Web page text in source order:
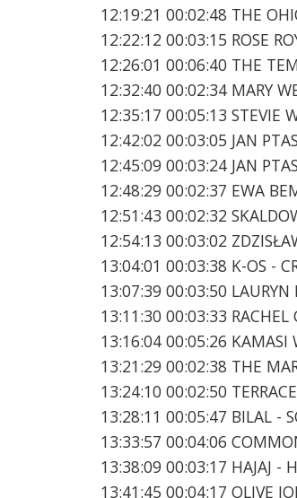
12:19:21 00:02:48 THE
12:22:12 00:03:15 ROSE
12:26:01 00:06:40 THE
12:32:40 00:02:34 MARY
12:35:17 00:05:13 STEVIE
12:42:02 00:03:05 JAN
12:45:09 00:03:24 JAN
12:48:29 00:02:37 EWA
12:51:43 00:02:32
12:54:13 00:03:02
13:04:01 00:03:38 K-OS -
13:07:39 00:03:50
13:11:30 00:03:33 RACHEL
13:16:04 00:05:26 KAMASI
13:21:29 00:02:38 THE
13:24:10 00:02:50
13:28:11 00:05:47 BILAL -
13:33:57 00:04:06
13:38:09 00:03:17 HAJAJ -
13:41:45 00:04:17 OLIVE